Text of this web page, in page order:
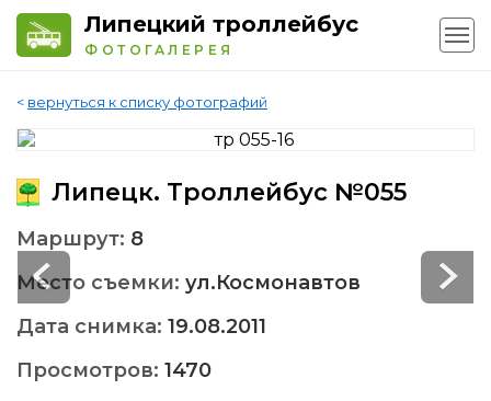
Липецкий троллейбус
ФОТОГАЛЕРЕЯ
< вернуться к списку фотографий
Липецк. Троллейбус №055
Маршрут: 8
Место съемки: ул.Космонавтов
Дата снимка: 19.08.2011
Просмотров: 1470